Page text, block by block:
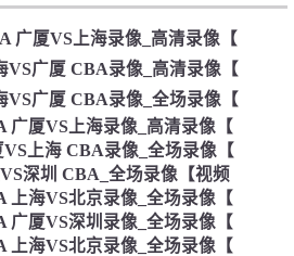
广厦VS上海录像_高清录像【
VS广厦 CBA录像_高清录像【
VS广厦 CBA录像_全场录像【
广厦VS上海录像_高清录像【
VS上海 CBA录像_全场录像【
深圳 CBA_全场录像【视频
上海VS北京录像_全场录像【
广厦VS深圳录像_全场录像【
上海VS北京录像_全场录像【